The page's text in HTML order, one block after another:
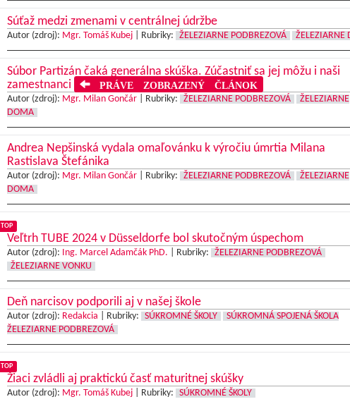
Súťaž medzi zmenami v centrálnej údržbe
Autor (zdroj): Mgr. Tomáš Kubej| Rubriky: ŽELEZIARNE PODBREZOVÁ ŽELEZIARNE
Súbor Partizán čaká generálna skúška. Zúčastniť sa jej môžu i naši
zamestnanci
PRÁVE ZOBRAZENÝ ČLÁNOK
Autor (zdroj): Mgr. Milan Gončár| Rubriky: ŽELEZIARNE PODBREZOVÁ
ŽELEZIARNE
DOMA
Andrea Nepšinská vydala omaľovánku k výročiu úmrtia Milana
Rastislava Štefánika
Autor (zdroj): Mgr. Milan Gončár| Rubriky: ŽELEZIARNE PODBREZOVÁ
ŽELEZIARNE
DOMA
TOP
Veľtrh TUBE 2024 v Düsseldorfe bol skutočným úspechom
Autor (zdroj): Ing. Marcel Adamčák PhD. Rubriky:
ŽELEZIARNE PODBREZOVÁ
ŽELEZIARNE VONKU
Deň narcisov podporili aj v našej škole
Autor (zdroj): Redakcia Rubriky: SÚKROMNÉ ŠKOLY
SÚKROMNÁ SPOJENÁ ŠKOLA
ŽELEZIARNE PODBREZOVÁ
TOP
Žiaci zvládli aj praktickú časť maturitnej skúšky
Autor (zdroj): Mgr. Tomáš Kubej| Rubriky: SÚKROMNÉ ŠKOLY